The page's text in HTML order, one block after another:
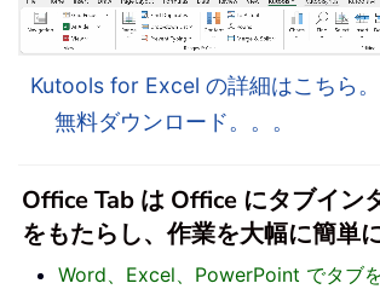
Kutools for Excel の詳細はこちら。
無料ダウンロード。。。
Office Tab は Office にタブイン
をもたらし、作業を大幅に簡単
Word、Excel、PowerPoint でタブ